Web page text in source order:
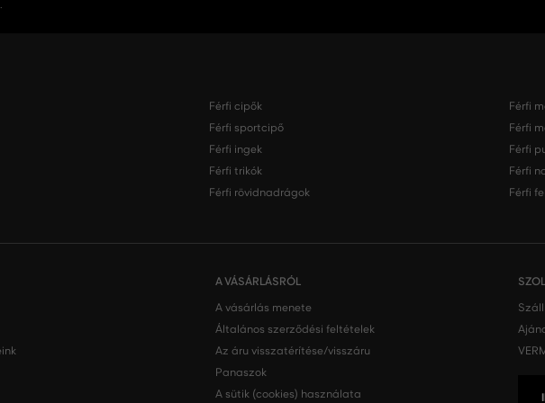
Férfi cipők
Férfi sportcipő
Férfi ingek
Férfi trikók
Férfi rövidnadrágok
Férfi
Férfi
Férfi
Férfi
Férfi
A VÁSÁRLÁSRÓL
A vásárlás menete
Általános szerződési feltételek
Az áru visszatérítése/visszáru
Panaszok
A sütik (cookies) használata